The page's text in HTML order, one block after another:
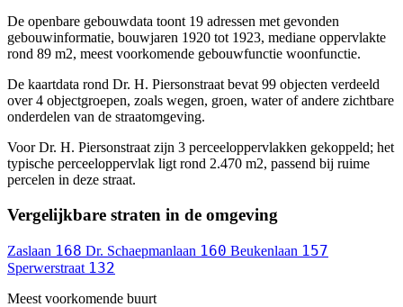
De openbare gebouwdata toont 19 adressen met gevonden
gebouwinformatie, bouwjaren 1920 tot 1923, mediane oppervlakte
rond 89 m2, meest voorkomende gebouwfunctie woonfunctie.
De kaartdata rond Dr. H. Piersonstraat bevat 99 objecten verdeeld
over 4 objectgroepen, zoals wegen, groen, water of andere zichtbare
onderdelen van de straatomgeving.
Voor Dr. H. Piersonstraat zijn 3 perceeloppervlakken gekoppeld; het
typische perceeloppervlak ligt rond 2.470 m2, passend bij ruime
percelen in deze straat.
Vergelijkbare straten in de omgeving
Zaslaan 168 Dr. Schaepmanlaan 160 Beukenlaan 157
Sperwerstraat 132
Meest voorkomende buurt